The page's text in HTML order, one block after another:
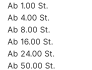
Ab 1.00 St.
Ab 4.00 St.
Ab 8.00 St.
Ab 16.00 St.
Ab 24.00 St.
Ab 50.00 St.